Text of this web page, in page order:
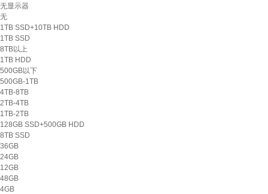
无显示器
无
1TB SSD+10TB HDD
1TB SSD
8TB以上
1TB HDD
500GB以下
500GB-1TB
4TB-8TB
2TB-4TB
1TB-2TB
128GB SSD+500GB HDD
8TB SSD
36GB
24GB
12GB
48GB
4GB